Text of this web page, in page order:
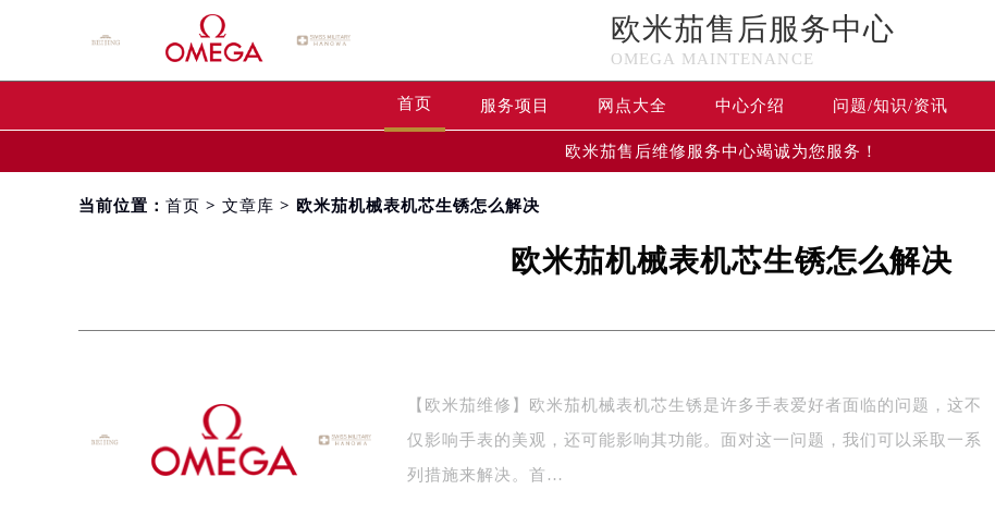
欧米茄售后服务中心
OMEGA MAINTENANCE
首页 服务项目 网点大全 中心介绍 问题/知识/资讯
欧米茄售后维修服务中心竭诚为您服务！
当前位置： 首页 > 文章库 > 欧米茄机械表机芯生锈怎么解决
欧米茄机械表机芯生锈怎么解决
【欧米茄维修】欧米茄机械表机芯生锈是许多手表爱好者面临的问题，这不
仅影响手表的美观，还可能影响其功能。面对这一问题，我们可以采取一系
列措施来解决。首…